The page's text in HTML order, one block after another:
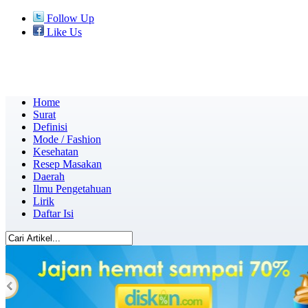
Follow Up
Like Us
Home
Surat
Definisi
Mode / Fashion
Kesehatan
Resep Masakan
Daerah
Ilmu Pengetahuan
Lirik
Daftar Isi